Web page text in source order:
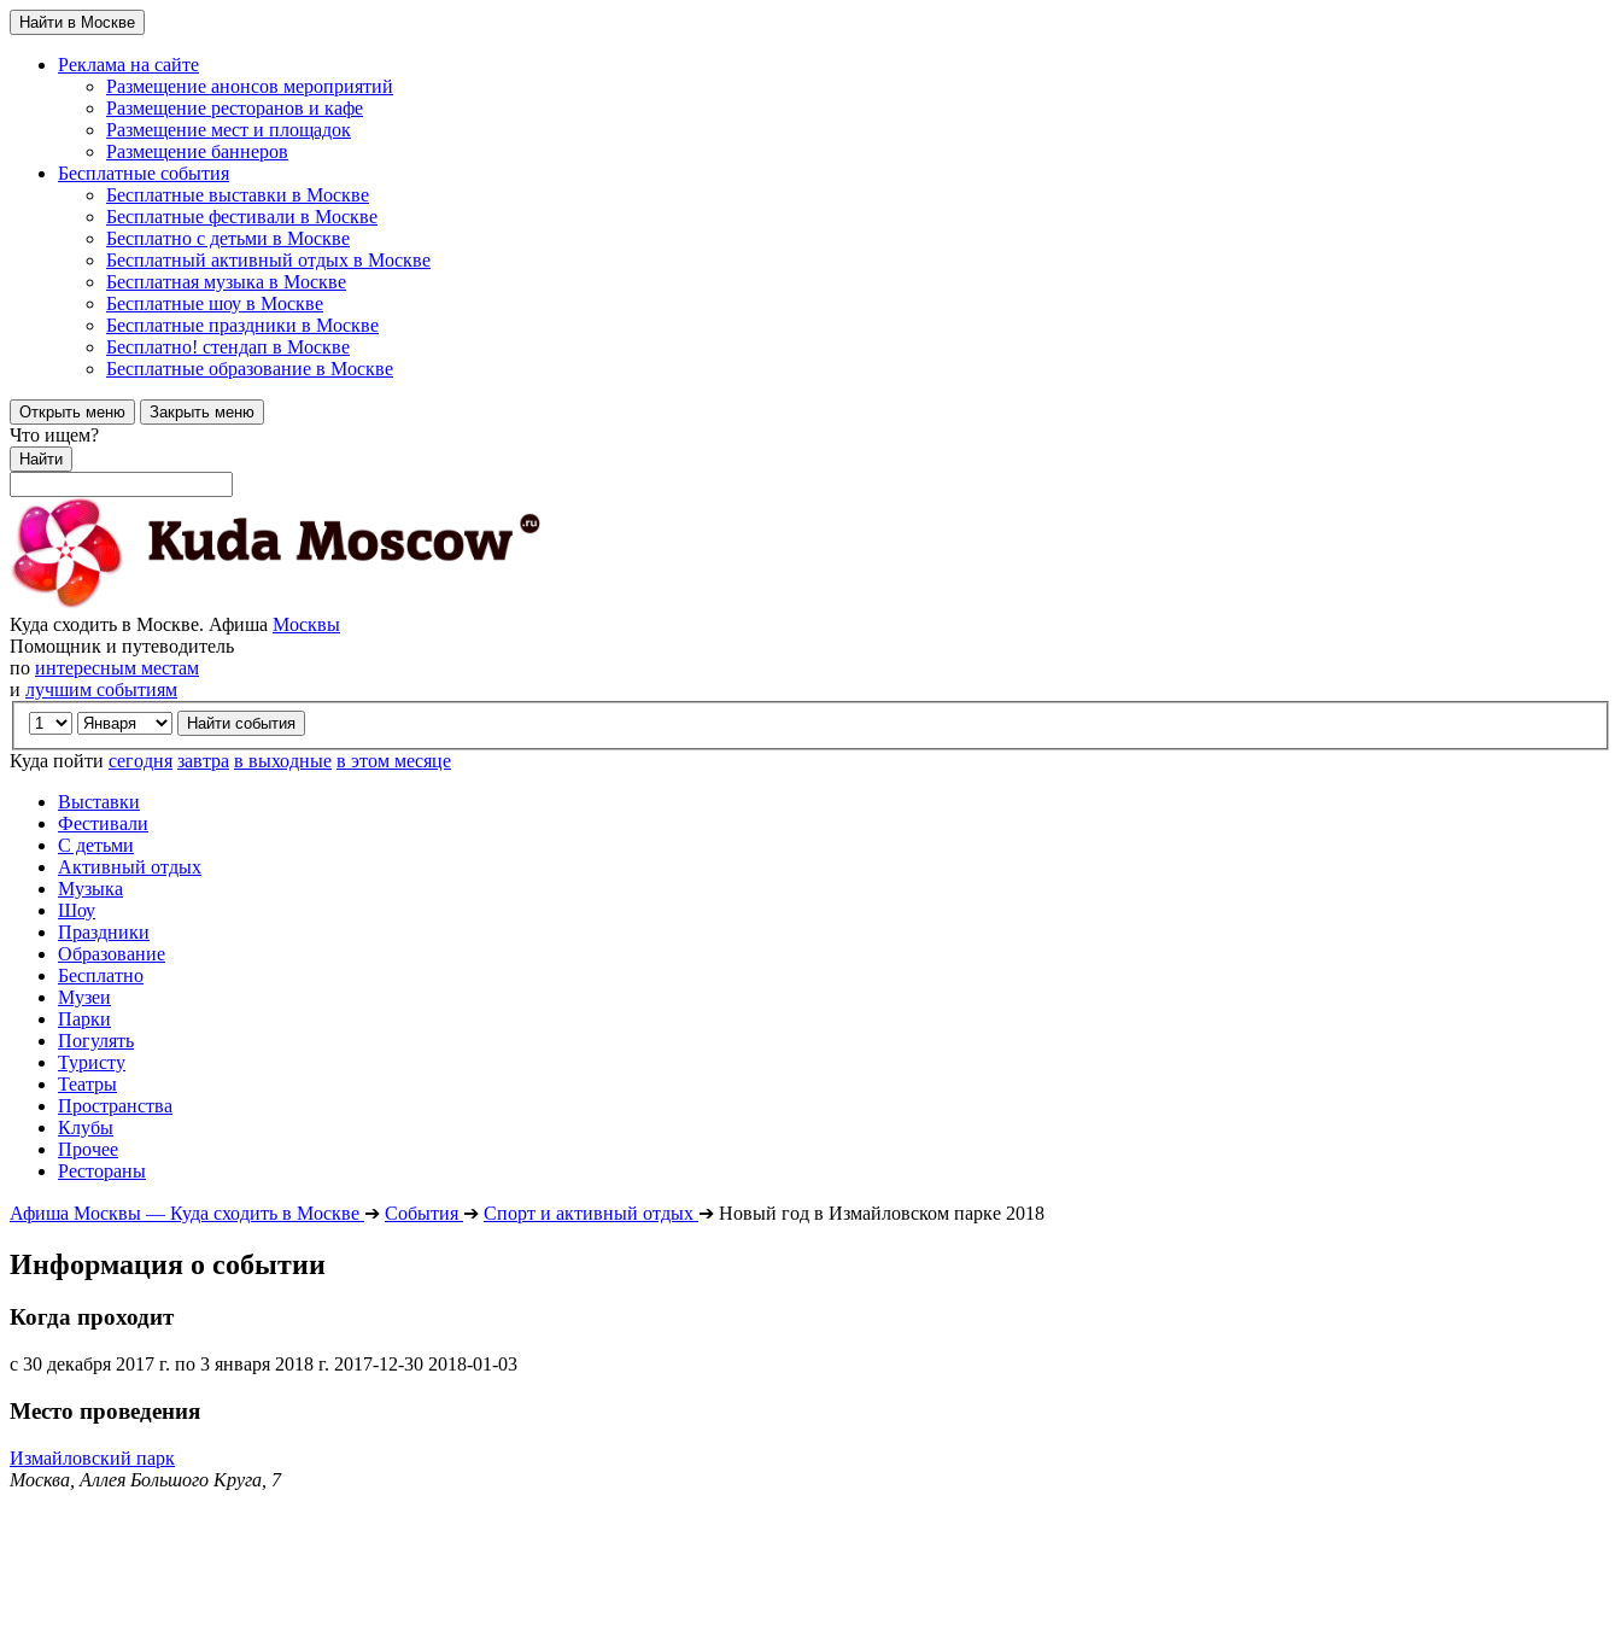
Найти в Москве
Реклама на сайте
Размещение анонсов мероприятий
Размещение ресторанов и кафе
Размещение мест и площадок
Размещение баннеров
Бесплатные события
Бесплатные выставки в Москве
Бесплатные фестивали в Москве
Бесплатно с детьми в Москве
Бесплатный активный отдых в Москве
Бесплатная музыка в Москве
Бесплатные шоу в Москве
Бесплатные праздники в Москве
Бесплатно! стендап в Москве
Бесплатные образование в Москве
Открыть меню Закрыть меню
Что ищем?
Найти
Куда сходить в Москве. Афиша Москвы
Помощник и путеводитель
по интересным местам
и лучшим событиям
Куда пойти сегодня завтра в выходные в этом месяце
Выставки
Фестивали
С детьми
Активный отдых
Музыка
Шоу
Праздники
Образование
Бесплатно
Музеи
Парки
Погулять
Туристу
Театры
Пространства
Клубы
Прочее
Рестораны
Афиша Москвы — Куда сходить в Москве ➔ События ➔ Спорт и активный отдых ➔ Новый год в Измайловском парке 2018
Информация о событии
Когда проходит
с 30 декабря 2017 г. по 3 января 2018 г. 2017-12-30 2018-01-03
Место проведения
Измайловский парк
Москва, Аллея Большого Круга, 7